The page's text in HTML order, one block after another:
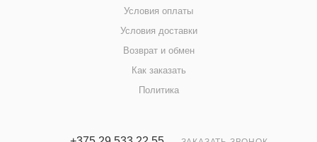
Условия оплаты
Условия доставки
Возврат и обмен
Как заказать
Политика